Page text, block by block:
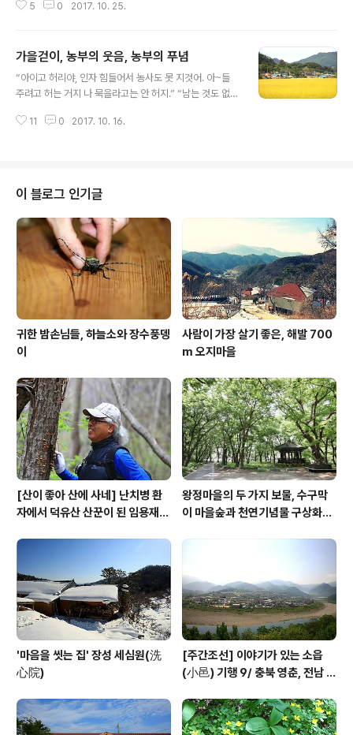
화려한 색감보다 이런 은은한 빛깔이 강렬하다. 인생은? 좀
5 0 2017. 10. 25.
가을걷이, 농부의 웃음, 농부의 푸념
“아이고 허리야, 인자 힘들어서 농사도 못 지것어. 아~들
주려고 허는 거지 나 묵을라고는 안 허지.” “남는 것도 없
이런 재미 없으면 농사 못 져.” “해가 좀 반짝 났으먼 쓰것
남는 것도 없단다. 소비자 입장에서는 비싸다는 소리 나오
고, 농부 입장에서는 너무 싸다 한다. 유통 과정의 문제라는
데. 뭔가 잘못돼 있는 것은 분명해 보인다. “뼈빠지게 고생
하믄 그 대가는 나와야 할 거 아니여, 근디 안 나와. 인자 팔
것은 안 허고 아~들 하고 우리 묵을 거나 좀 해야 쓰것어..
11 0 2017. 10. 16.
이 블로그 인기글
귀한 밤손님들, 하늘소와 장수풍뎅
이
사람이 가장 살기 좋은, 해발 700
m 오지마을
[산이 좋아 산에 사네] 난치병 환
자에서 덕유산 산꾼이 된 임용재
왕정마을의 두 가지 보물, 수구막
이 마을숲과 천연기념물 구상화강
'마음을 씻는 집' 장성 세심원(洗
心院)
[주간조선] 이야기가 있는 소읍
(小邑) 기행 9/ 충북 영춘, 전남 곡